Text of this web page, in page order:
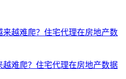
越难爬？住宅代理在房地产数据